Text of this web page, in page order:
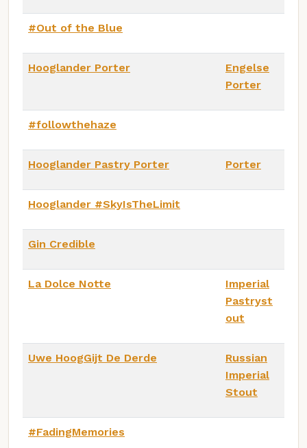
#Out of the Blue
Hooglander Porter
Engelse
Porter
#followthehaze
Hooglander Pastry Porter Porter
Hooglander #SkyIsTheLimit
Gin Credible
La Dolce Notte
Imperial
Pastryst
out
Uwe HoogGijt De Derde
Russian
Imperial
Stout
#FadingMemories